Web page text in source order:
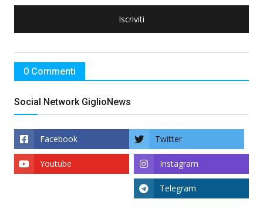
Iscriviti
0 Commenti
Social Network GiglioNews
Facebook Twitter
Instagram
Youtube
Telegram